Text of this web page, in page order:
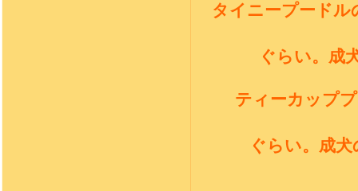
タイニープードル
ぐらい。成
ティーカップ
ぐらい。成